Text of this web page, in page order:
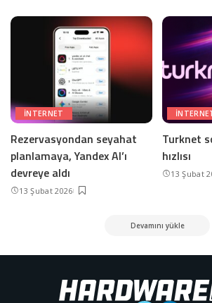
INTERNET
Rezervasyondan seyahat
planlamaya, Yandex AI’ı
devreye aldı
13 Şubat 2026
Turknet
hızlısı
13 Şubat
Devamını yükle